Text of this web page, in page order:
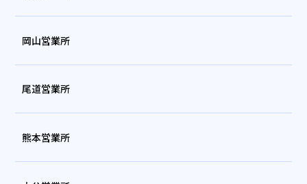
岡山営業所
尾道営業所
熊本営業所